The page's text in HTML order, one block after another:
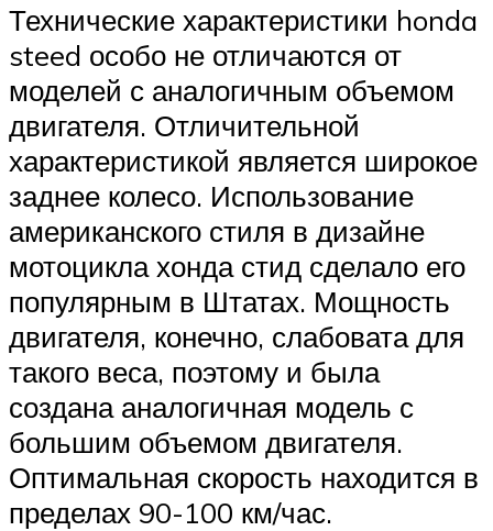
Технические характеристики honda
steed особо не отличаются от
моделей с аналогичным объемом
двигателя. Отличительной
характеристикой является широкое
заднее колесо. Использование
американского стиля в дизайне
мотоцикла хонда стид сделало его
популярным в Штатах. Мощность
двигателя, конечно, слабовата для
такого веса, поэтому и была
создана аналогичная модель с
большим объемом двигателя.
Оптимальная скорость находится в
пределах 90-100 км/час.